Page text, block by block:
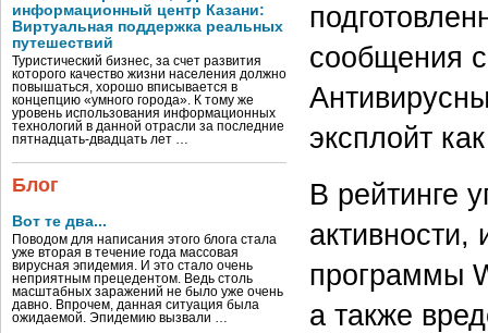
информационный центр Казани:
Виртуальная поддержка реальных
путешествий
Туристический бизнес, за счет развития
которого качество жизни населения должно
повышаться, хорошо вписывается в
концепцию «умного города». К тому же
уровень использования информационных
технологий в данной отрасли за последние
пятнадцать-двадцать лет …
Блог
Вот те два...
Поводом для написания этого блога стала
уже вторая в течение года массовая
вирусная эпидемия. И это стало очень
неприятным прецедентом. Ведь столь
масштабных заражений не было уже очень
давно. Впрочем, данная ситуация была
ожидаемой. Эпидемию вызвали …
сообщения
эксплойт
В рейтинге
активности,
программы
а также